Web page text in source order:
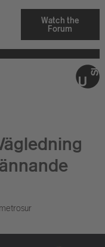
Watch the
Forum
metrosur